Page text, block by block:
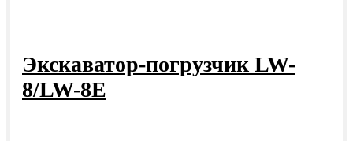
Экскаватор-погрузчик LW-
8/LW-8E